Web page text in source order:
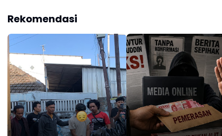
Rukun
Rekomendasi